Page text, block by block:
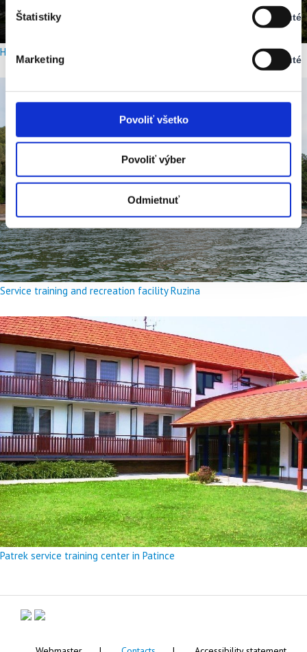
Štatistiky
Vypnuté
Stav:
Marketing
Vypnuté
Stav:
Povoliť všetko
Povoliť výber
Odmietnuť
Hotel Meander Tatranská Štrba
Service training and recreation facility Ruzina
Patrek service training center in Patince